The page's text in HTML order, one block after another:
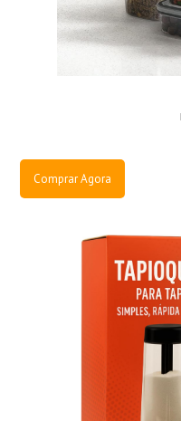
Comprar Agora